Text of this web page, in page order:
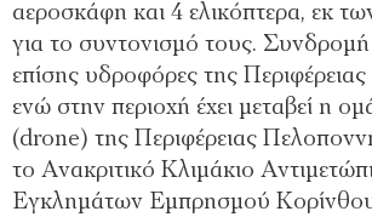
αεροσκάφη και 4 ελικόπτερα, εκ
για το συντονισμό τους.
επίσης υδροφόρες της
ενώ στην περιοχή έχει μεταβεί η
(drone) της Περιφέρειας
το Ανακριτικό Κλιμάκιο
Εγκλημάτων Εμπρησμού